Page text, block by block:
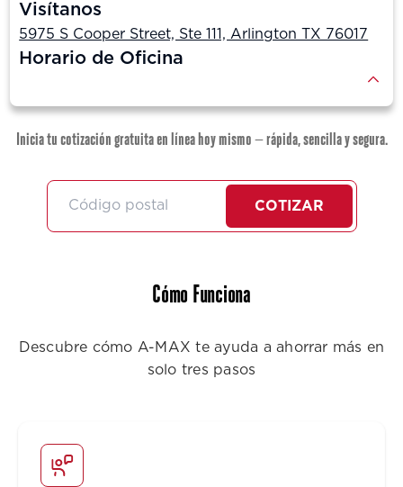
Visítanos
5975 S Cooper Street, Ste 111, Arlington TX 76017
Horario de Oficina
Inicia tu cotización gratuita en línea hoy mismo — rápida, sencilla y segura.
COTIZAR
Cómo Funciona
Descubre cómo A-MAX te ayuda a ahorrar más en
solo tres pasos